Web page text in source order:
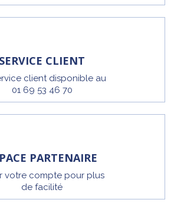
SERVICE CLIENT
client disponible au
01 69 53 46 70
PARTENAIRE
votre compte pour plus
de facilité